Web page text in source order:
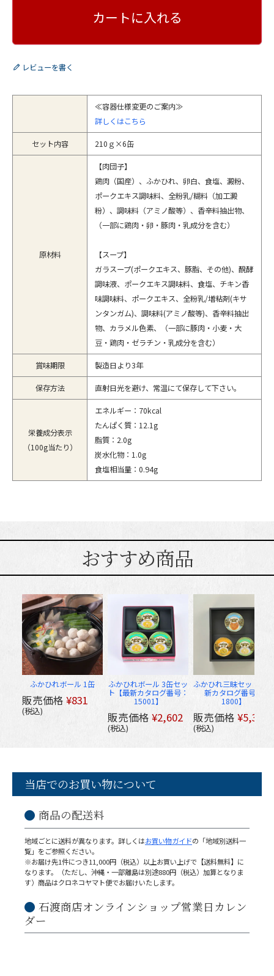
カートに入れる
レビューを書く
≪容器仕様変更のご案内≫
詳しくはこちら
セット内容 210ｇ×6缶
原材料
【肉団子】
鶏肉（国産）、ふかひれ、卵白、食塩、澱粉、
ポークエキス調味料、全粉乳/糊料（加工澱
粉）、調味料（アミノ酸等）、香辛料抽出物、
（一部に鶏肉・卵・豚肉・乳成分を含む）
【スープ】
ガラスープ(ポークエキス、豚脂、その他)、醗酵
調味液、ポークエキス調味料、食塩、チキン香
味調味料、ポークエキス、全粉乳/増粘剤(キサ
ンタンガム)、調味料(アミノ酸等)、香辛料抽出
物、カラメル色素、（一部に豚肉・小麦・大
豆・鶏肉・ゼラチン・乳成分を含む）
賞味期限 製造日より3年
保存方法 直射日光を避け、常温にて保存して下さい。
栄養成分表示
（100g当たり）
エネルギー：70kcal
たんぱく質：12.1g
脂質：2.0g
炭水化物：1.0g
食塩相当量：0.94g
おすすめ商品
ふかひれボール 1缶
販売価格 ¥831
税込
ふかひれボール 3缶セッ
ト【最新カタログ番号：
15001】
販売価格 ¥2,602
税込
ふかひれ三昧セット【最
新カタログ番号：
1800】
販売価格 ¥5,352
税込
当店でのお買い物について
商品の配送料
地域ごとに送料が異なります。詳しくはお買い物ガイドの「地域別送料一
覧」をご参照ください。
※お届け先1件につき11,000円（税込）以上お買い上げで【送料無料】に
なります。（ただし、沖縄・一部離島は別途880円（税込）加算となりま
す）商品はクロネコヤマト便でお届けいたします。
石渡商店オンラインショップ営業日カレン
ダー